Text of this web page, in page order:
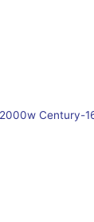
Century-